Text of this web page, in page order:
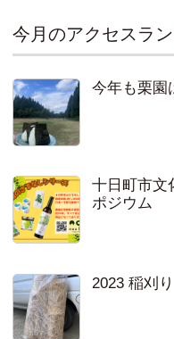
今月のアクセスラ
今年も栗園
十日町市文
ポジウム
2023 稲刈